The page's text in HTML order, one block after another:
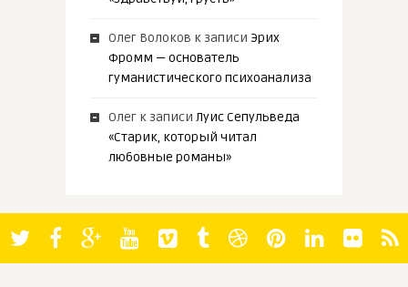
Олег Волоков к записи Эрих
Фромм — основатель
гуманистического психоанализа
Олегк записи Луис Сепульведа
«Старик, который читал
любовные романы»